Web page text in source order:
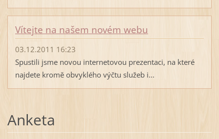
Vítejte na našem novém webu
03.12.2011 16:23
Spustili jsme novou internetovou prezentaci, na které
najdete kromě obvyklého výčtu služeb i...
Anketa